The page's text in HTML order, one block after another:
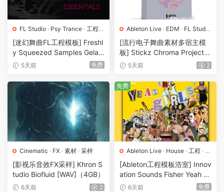
FL Studio · Psy Trance · 工程·
素材
采样
[迷幻舞曲FL工程模板] Freshl
y Squeezed Samples Gelar
di Template Essentials Vol.1
5天前 免费
Ableton Live · EDM · FL Studio
· Logic Pro ·Pop · 工程· 素材
采样
[流行电子舞曲素材多宿主模
板] Stickz Chroma Project Fi
le Expansion（2.53GB）
5天前 2
Cinematic · FX · 素材 · 采样
[影视乐音效FX采样] Khron S
tudio Biofluid [WAV]（4GB）
6天前 2
Ableton Live · House · 工程 · 素
材
采样
[Ableton工程模板浩室] Innov
ation Sounds Fisher Yeah T
he Girls (Rmv Remake)（13
6天前 免费
免费